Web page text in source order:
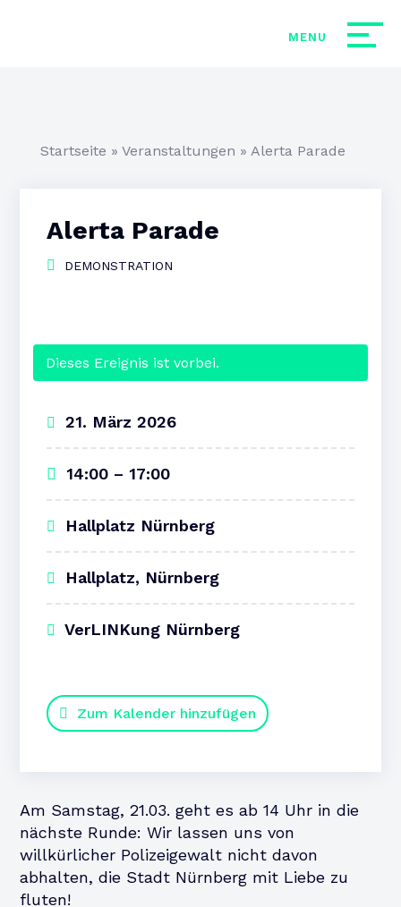
Startseite » Veranstaltungen » Alerta Parade
Alerta Parade
DEMONSTRATION
Dieses Ereignis ist vorbei.
21. März 2026
14:00 – 17:00
Hallplatz Nürnberg
Hallplatz, Nürnberg
VerLINKung Nürnberg
Zum Kalender hinzufügen
Am Samstag, 21.03. geht es ab 14 Uhr in die
nächste Runde: Wir lassen uns von
willkürlicher Polizeigewalt nicht davon
abhalten, die Stadt Nürnberg mit Liebe zu
fluten!